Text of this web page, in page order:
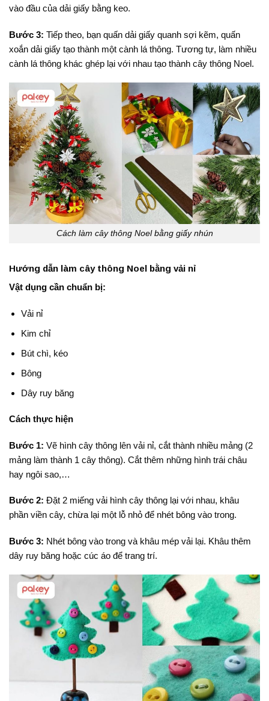
vào đầu của dải giấy bằng keo.
Bước 3: Tiếp theo, bạn quấn dải giấy quanh sợi kẽm, quấn
xoắn dải giấy tạo thành một cành lá thông. Tương tự, làm nhiều
cành lá thông khác ghép lại với nhau tạo thành cây thông Noel.
Cách làm cây thông Noel bằng giấy nhún
Hướng dẫn làm cây thông Noel bằng vải nỉ
Vật dụng cần chuẩn bị:
Vải nỉ
Kim chỉ
Bút chì, kéo
Bông
Dây ruy băng
Cách thực hiện
Bước 1: Vẽ hình cây thông lên vải nỉ, cắt thành nhiều mảng (2
mảng làm thành 1 cây thông). Cắt thêm những hình trái châu
hay ngôi sao,…
Bước 2: Đặt 2 miếng vải hình cây thông lại với nhau, khâu
phần viền cây, chừa lại một lỗ nhỏ để nhét bông vào trong.
Bước 3: Nhét bông vào trong và khâu mép vải lại. Khâu thêm
dây ruy băng hoặc cúc áo để trang trí.